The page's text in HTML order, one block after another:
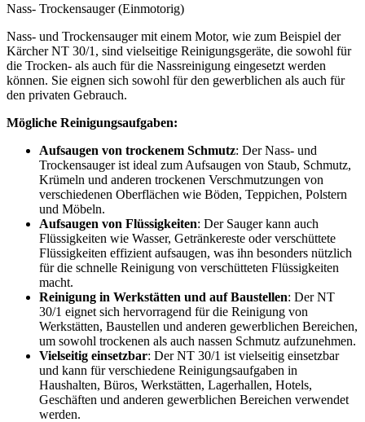
Nass- Trockensauger (Einmotorig)
Nass- und Trockensauger mit einem Motor, wie zum Beispiel der
Kärcher NT 30/1, sind vielseitige Reinigungsgeräte, die sowohl für
die Trocken- als auch für die Nassreinigung eingesetzt werden
können. Sie eignen sich sowohl für den gewerblichen als auch für
den privaten Gebrauch.
Mögliche Reinigungsaufgaben:
Aufsaugen von trockenem Schmutz: Der Nass- und
Trockensauger ist ideal zum Aufsaugen von Staub, Schmutz,
Krümeln und anderen trockenen Verschmutzungen von
verschiedenen Oberflächen wie Böden, Teppichen, Polstern
und Möbeln.
Aufsaugen von Flüssigkeiten: Der Sauger kann auch
Flüssigkeiten wie Wasser, Getränkereste oder verschüttete
Flüssigkeiten effizient aufsaugen, was ihn besonders nützlich
für die schnelle Reinigung von verschütteten Flüssigkeiten
macht.
Reinigung in Werkstätten und auf Baustellen: Der NT
30/1 eignet sich hervorragend für die Reinigung von
Werkstätten, Baustellen und anderen gewerblichen Bereichen,
um sowohl trockenen als auch nassen Schmutz aufzunehmen.
Vielseitig einsetzbar: Der NT 30/1 ist vielseitig einsetzbar
und kann für verschiedene Reinigungsaufgaben in
Haushalten, Büros, Werkstätten, Lagerhallen, Hotels,
Geschäften und anderen gewerblichen Bereichen verwendet
werden.